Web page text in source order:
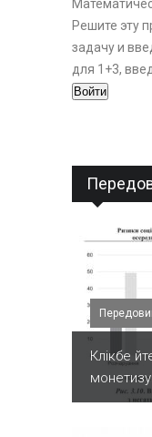
Решите эту
задачу и
для 1+3,
Клікбе